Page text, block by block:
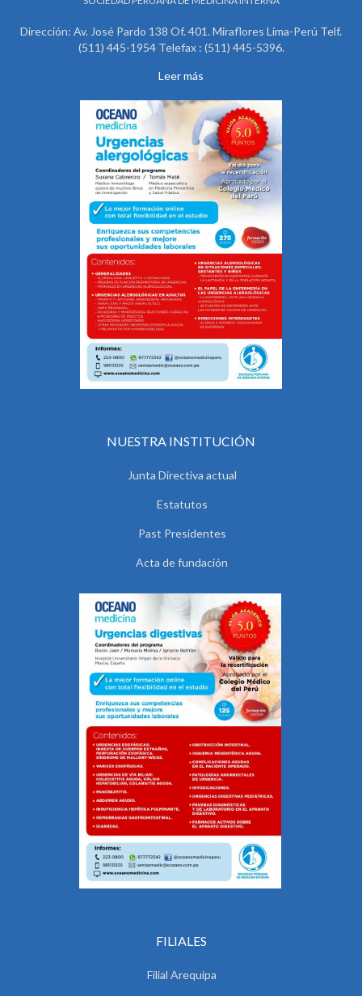
Dirección: Av. José Pardo 138 Of. 401. Miraflores Lima-Perú Telf.
(511) 445-1954 Telefax : (511) 445-5396.
Leer más
NUESTRA INSTITUCIÓN
Junta Directiva actual
Estatutos
Past Presidentes
Acta de fundación
FILIALES
Filial Arequipa